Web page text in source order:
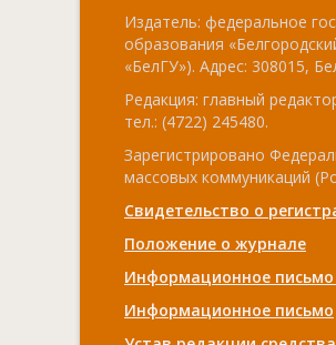
Издатель: федеральное
образования
«БелГУ»). Адрес: 308015,
Редакция: главный
тел.: (4722) 245480.
Зарегистрировано
массовых коммуникаций
Свидетельство о
Положение о журнале
Информационное письмо
Информационное письмо